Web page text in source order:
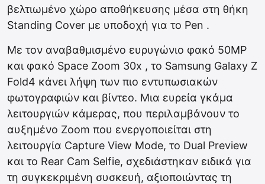
βελτιωμένο χώρο αποθήκευσης μέσα στη θήκη
Standing Cover με υποδοχή για το Pen .
Με τον αναβαθμισμένο ευρυγώνιο φακό 50MP
και φακό Space Zoom 30x , το Samsung Galaxy Z
Fold4 κάνει λήψη των πιο εντυπωσιακών
φωτογραφιών και βίντεο. Μια ευρεία γκάμα
λειτουργιών κάμερας, που περιλαμβάνουν το
αυξημένο Zoom που ενεργοποιείται στη
λειτουργία Capture View Mode, το Dual Preview
και το Rear Cam Selfie, σχεδιάστηκαν ειδικά για
τη συγκεκριμένη συσκευή, αξιοποιώντας τη